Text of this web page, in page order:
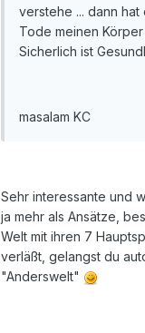
verstehe ... dann
Tode meinen
Sicherlich ist
masalam KC
Sehr interessante und
ja mehr als Ansätze,
Welt mit ihren 7
verläßt, gelangst du
"Anderswelt"